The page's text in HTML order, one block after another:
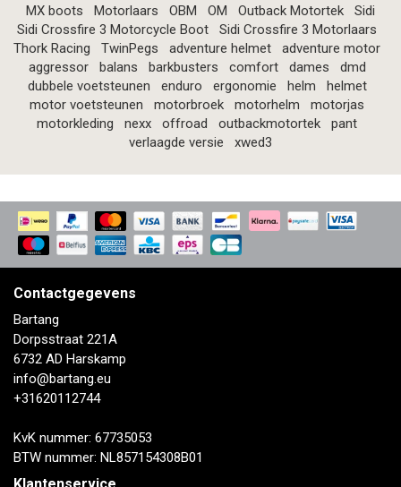
MX boots
Motorlaars OBM OM Outback Motortek
Sidi
Sidi Crossfire 3 Motorcycle Boot
Sidi Crossfire 3 Motorlaars
Thork Racing
TwinPegs adventure helmet
adventure motor
aggressor
balans barkbusters comfort dames
dmd
dubbele voetsteunen
enduro ergonomie helm
helmet
motor voetsteunen
motorbroek motorhelm
motorjas
motorkleding
nexx offroad outbackmotortek
pant
verlaagde versie
xwed3
Contactgegevens
Bartang
Dorpsstraat 221A
6732 AD Harskamp
info@bartang.eu
+31620112744
KvK nummer: 67735053
BTW nummer: NL857154308B01